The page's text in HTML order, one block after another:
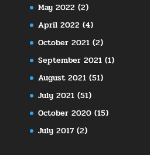
May 2022 (2)
April 2022 (4)
October 2021 (2)
September 2021 (1)
August 2021 (51)
July 2021 (51)
October 2020 (15)
July 2017 (2)